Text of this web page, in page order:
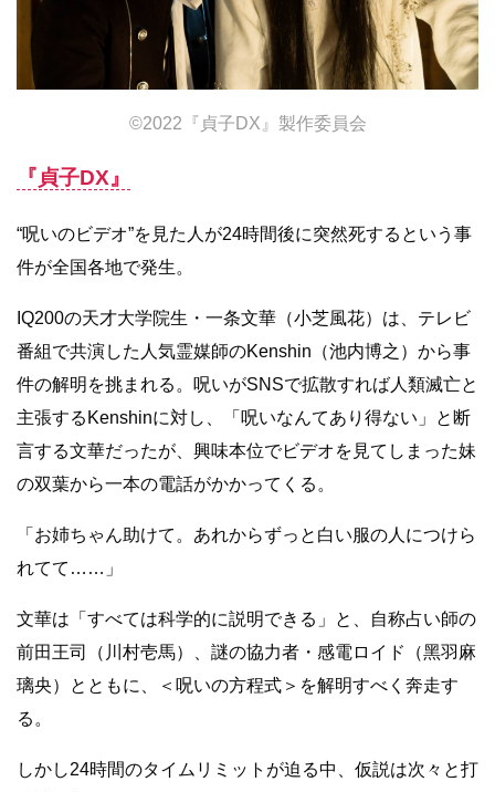
©2022『貞子DX』製作委員会
『貞子DX』
“呪いのビデオ”を⾒た⼈が24時間後に突然死するという事
件が全国各地で発⽣。
IQ200の天才⼤学院⽣・⼀条⽂華（⼩芝⾵花）は、テレビ
番組で共演した⼈気霊媒師のKenshin（池内博之）から事
件の解明を挑まれる。呪いがSNSで拡散すれば人類滅亡と
主張するKenshinに対し、「呪いなんてあり得ない」と断
⾔する⽂華だったが、興味本位でビデオを⾒てしまった妹
の双葉から⼀本の電話がかかってくる。
「お姉ちゃん助けて。あれからずっと⽩い服の⼈につけら
れてて……」
⽂華は「すべては科学的に説明できる」と、⾃称占い師の
前⽥王司（川村壱⾺）、謎の協⼒者・感電ロイド（⿊⽻⿇
璃央）とともに、＜呪いの⽅程式＞を解明すべく奔⾛す
る。
しかし24時間のタイムリミットが迫る中、仮説は次々と打